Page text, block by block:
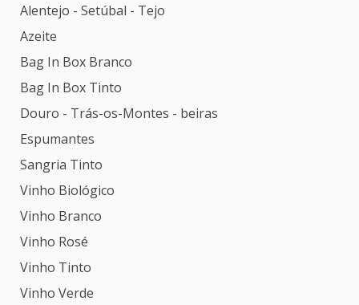
Alentejo - Setúbal - Tejo
Azeite
Bag In Box Branco
Bag In Box Tinto
Douro - Trás-os-Montes - beiras
Espumantes
Sangria Tinto
Vinho Biológico
Vinho Branco
Vinho Rosé
Vinho Tinto
Vinho Verde